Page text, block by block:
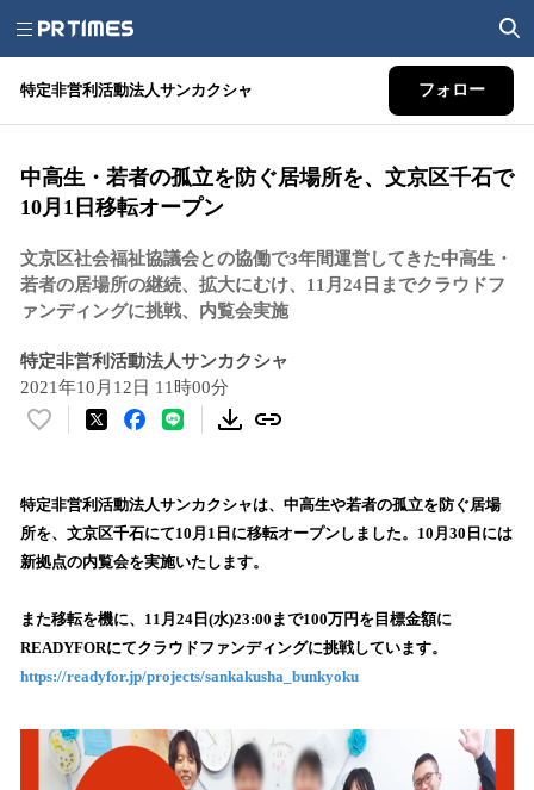
特定非営利活動法人サンカクシャ フォロー
中高生・若者の孤立を防ぐ居場所を、文京区千石で
10月1日移転オープン
文京区社会福祉協議会との協働で3年間運営してきた中高生・
若者の居場所の継続、拡大にむけ、11月24日までクラウドフ
ァンディングに挑戦、内覧会実施
特定非営利活動法人サンカクシャ
2021年10月12日 11時00分
い
！
数
を
込
み
中
す
特定非営利活動法人サンカクシャは、中高生や若者の孤立を防ぐ居場
所を、文京区千石にて10月1日に移転オープンしました。10月30日には
新拠点の内覧会を実施いたします。
また移転を機に、11月24日(水)23:00まで100万円を目標金額に
READYFORにてクラウドファンディングに挑戦しています。
https://readyfor.jp/projects/sankakusha_bunkyoku